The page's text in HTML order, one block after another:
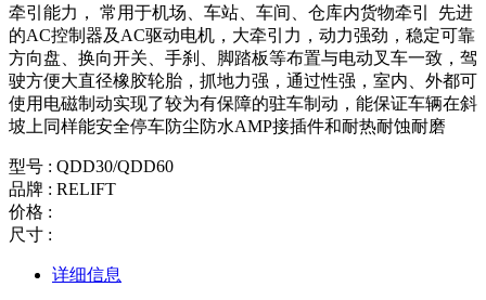
牵引能力， 常用于机场、车站、车间、仓库内货物牵引 先进
的AC控制器及AC驱动电机，大牵引力，动力强劲，稳定可靠
方向盘、换向开关、手刹、脚踏板等布置与电动叉车一致，驾
驶方便大直径橡胶轮胎，抓地力强，通过性强，室内、外都可
使用电磁制动实现了较为有保障的驻车制动，能保证车辆在斜
坡上同样能安全停车防尘防水AMP接插件和耐热耐蚀耐磨
型号 : QDD30/QDD60
品牌 : RELIFT
价格 :
尺寸 :
详细信息